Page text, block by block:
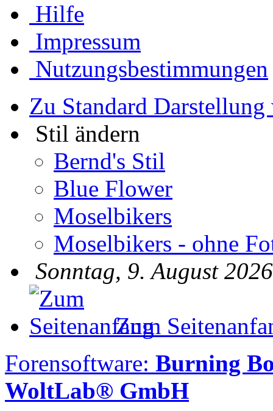
Hilfe
Impressum
Nutzungsbestimmungen
Zu Standard Darstellung
Stil ändern
Bernd's Stil
Blue Flower
Moselbikers
Moselbikers - ohne
Sonntag, 9. August
Zum
Forensoftware: Burning
WoltLab® GmbH